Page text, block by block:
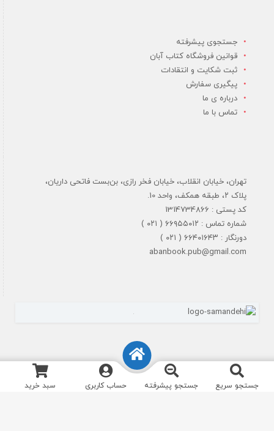
جستجوی پیشرفته
قوانین فروشگاه کتاب آبان
ثبت شکایت و انتقادات
پیگیری سفارش
درباره ی ما
تماس با ما
تهران، خیابان انقلاب، خیابان فخر رازی، بن‌بست فاتحی داریان،
پلاک ۲، طبقه همکف، واحد 10.
کد پستی : 1314734866
شماره تماس : ۶۶۹۵۵۰۱۲ ( ۰۲۱ )
دورنگار : ۶۶۴۰۱۶۴۳ ( ۰۲۱ )
abanbook.pub@gmail.com
جستجو سریع جستجو پیشرفته حساب کاربری سبد خرید